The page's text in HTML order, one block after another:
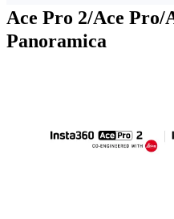
Ace Pro 2/Ace
Panoramica